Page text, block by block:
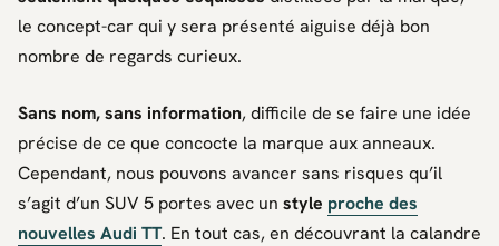
le concept-car qui y sera présenté aiguise déjà bon
nombre de regards curieux.
Sans nom, sans information, difficile de se faire une idée
précise de ce que concocte la marque aux anneaux.
Cependant, nous pouvons avancer sans risques qu’il
s’agit d’un SUV 5 portes avec un style proche des
nouvelles Audi TT. En tout cas, en découvrant la calandre